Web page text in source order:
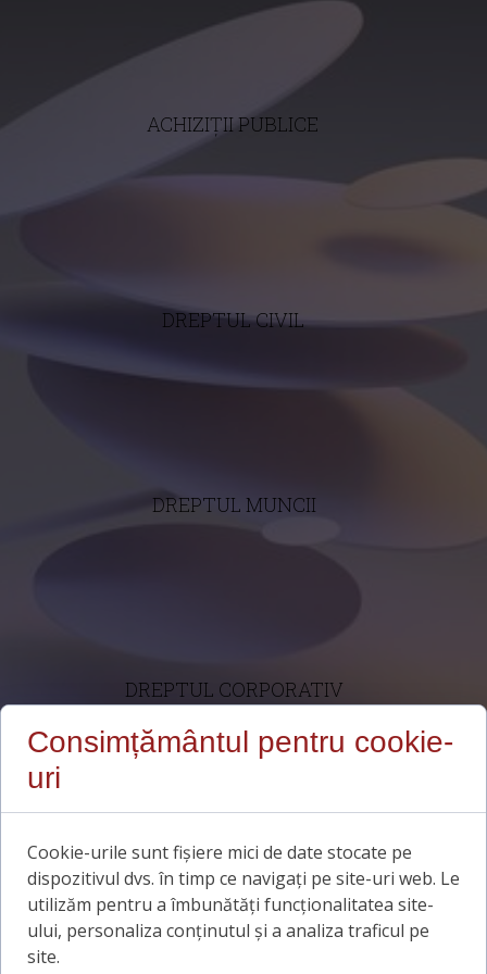
Dacă doriți o evaluare a cazului dvs. sau
vreți să aflați mai multe informații despre
serviciile noastre, contactați Dinulayers -
Cabinet Avocat și Insolvență București
DREPTUL CIVIL
DREPTUL MUNCII
DREPTUL CORPORATIV
ACHIZIȚII PUBLICE
Consimțământul pentru cookie-
uri
Cookie-urile sunt fișiere mici de date stocate pe
dispozitivul dvs. în timp ce navigați pe site-uri web. Le
utilizăm pentru a îmbunătăți funcționalitatea site-
ului, personaliza conținutul și a analiza traficul pe
site.